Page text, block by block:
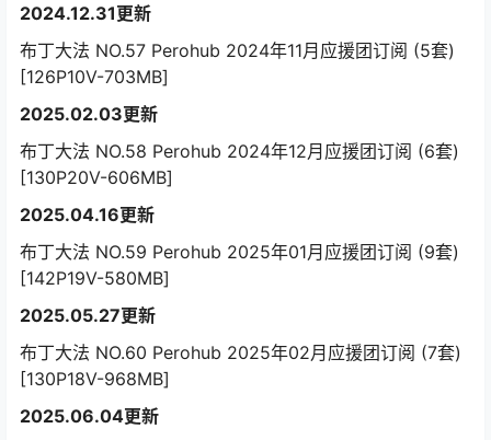
2024.12.31更新
布丁大法 NO.57 Perohub 2024年11月应援团订阅 (5套)
[126P10V-703MB]
2025.02.03更新
布丁大法 NO.58 Perohub 2024年12月应援团订阅 (6套)
[130P20V-606MB]
2025.04.16更新
布丁大法 NO.59 Perohub 2025年01月应援团订阅 (9套)
[142P19V-580MB]
2025.05.27更新
布丁大法 NO.60 Perohub 2025年02月应援团订阅 (7套)
[130P18V-968MB]
2025.06.04更新